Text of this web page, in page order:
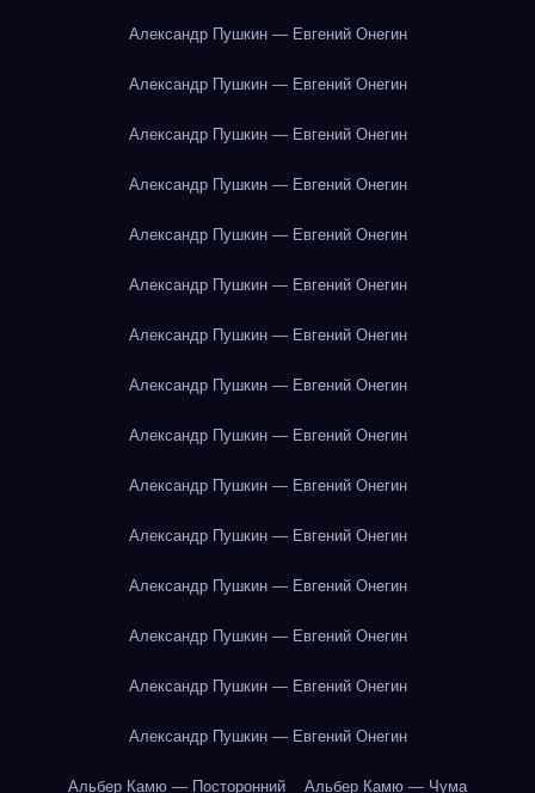
Александр Пушкин — Евгений Онегин
Александр Пушкин — Евгений Онегин
Александр Пушкин — Евгений Онегин
Александр Пушкин — Евгений Онегин
Александр Пушкин — Евгений Онегин
Александр Пушкин — Евгений Онегин
Александр Пушкин — Евгений Онегин
Александр Пушкин — Евгений Онегин
Александр Пушкин — Евгений Онегин
Александр Пушкин — Евгений Онегин
Александр Пушкин — Евгений Онегин
Александр Пушкин — Евгений Онегин
Александр Пушкин — Евгений Онегин
Александр Пушкин — Евгений Онегин
Александр Пушкин — Евгений Онегин
Альбер Камю — Посторонний Альбер Камю — Чума